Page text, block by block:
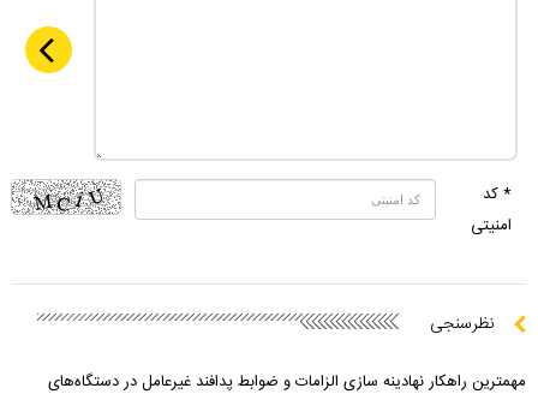
* کد
امنیتی
نظرسنجی
مهمترین راهکار نهادینه سازی الزامات و ضوابط پدافند غیرعامل در دستگاه‌های